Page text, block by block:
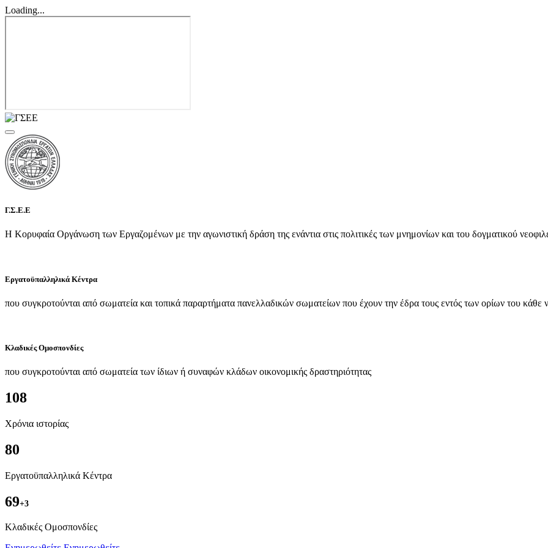
Loading...
Γ.Σ.Ε.Ε
Η Κορυφαία Οργάνωση των Εργαζομένων με την αγωνιστική δράση της ενάντια στις πολιτικές των μνημονίων και του δογματικού
Εργατοϋπαλληλικά Κέντρα
που συγκροτούνται από σωματεία και τοπικά παραρτήματα πανελλαδικών σωματείων που έχουν την έδρα τους εντός των ορίων του κάθε
Κλαδικές Ομοσπονδίες
που συγκροτούνται από σωματεία των ίδιων ή συναφών κλάδων οικονομικής δραστηριότητας
108
Χρόνια ιστορίας
80
Εργατοϋπαλληλικά Κέντρα
69+3
Kλαδικές Ομοσπονδίες